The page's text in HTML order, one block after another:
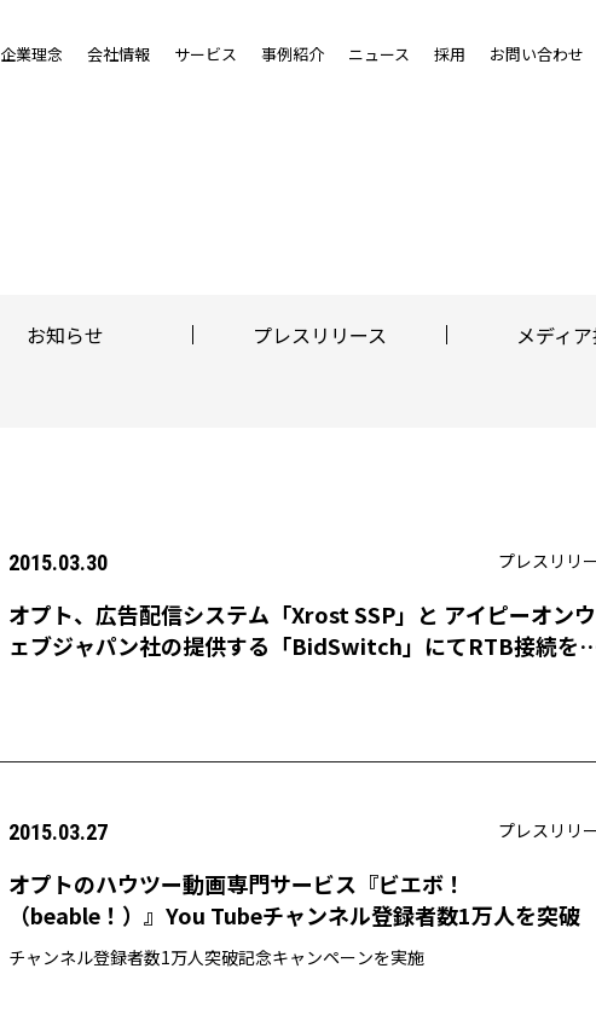
企業理念 会社情報 サービス 事例紹介 ニュース 採用 お問い合わせ
お知らせ プレスリリース
メディ
2015.03.30 プレスリリ
オプト、広告配信システム「Xrost SSP」と アイピーオンウ
ェブジャパン社の提供する「BidSwitch」にてRTB接続を
2015.03.27 プレスリリ
オプトのハウツー動画専門サービス『ビエボ！
（beable！）』You Tubeチャンネル登録者数1万人を突破
チャンネル登録者数1万人突破記念キャンペーンを実施